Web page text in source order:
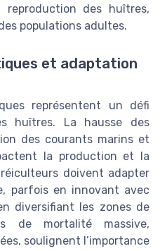
reproduction des huîtres,
populations adultes.
et adaptation
représentent un défi
huîtres. La hausse des
des courants marins et
la production et la
doivent adapter
parfois en innovant avec
diversifiant les zones de
de mortalité massive,
soulignent l’importance